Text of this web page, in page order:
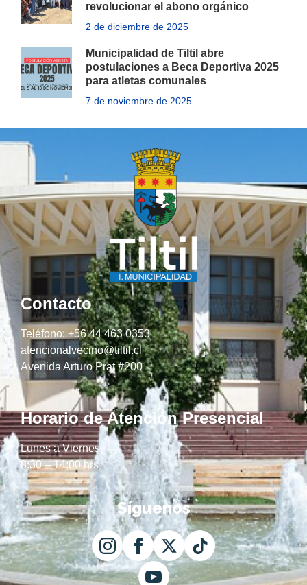
revolucionar el abono orgánico
2 de diciembre de 2025
Municipalidad de Tiltil abre
postulaciones a Beca Deportiva 2025
para atletas comunales
7 de noviembre de 2025
Contacto
Teléfono: +56 44 463 0353
atencionalvecino@tiltil.cl
Avenida Arturo Prat #200
Horario de Atención Presencial
Lunes a Viernes
8:30 – 14:00 hrs
Síguenos